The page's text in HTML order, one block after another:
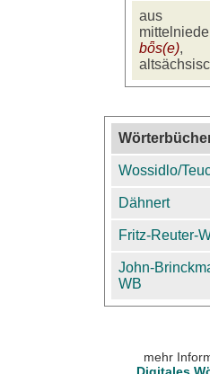
aus
bȫs(e),
Wossidlo/
Dähnert
Fritz-Reuter-
John-
WB
mehr